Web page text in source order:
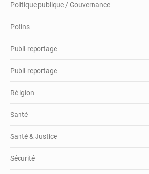
Politique publique / Gouvernance
Potins
Publi-reportage
Publi-reportage
Réligion
Santé
Santé & Justice
Sécurité